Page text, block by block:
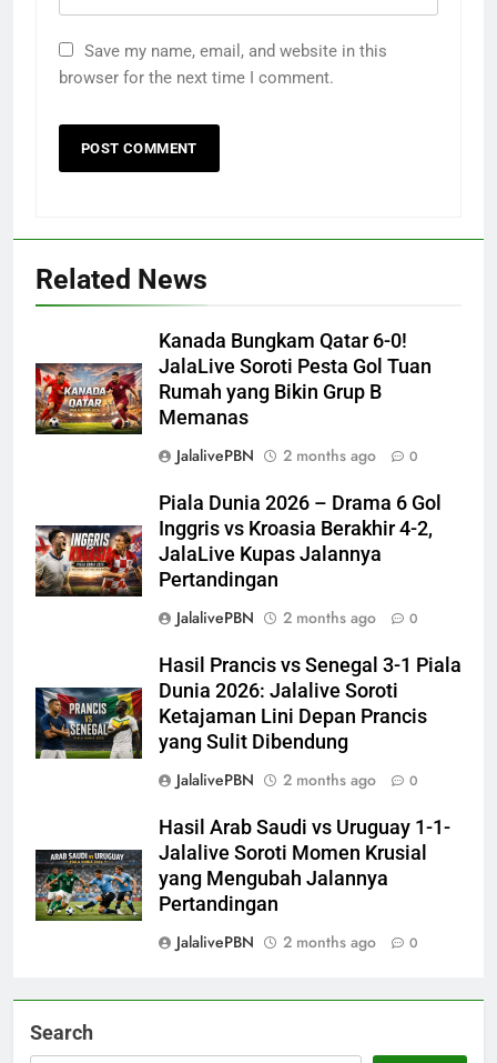
Save my name, email, and website in this
browser for the next time I comment.
Related News
Kanada Bungkam Qatar 6-0!
JalaLive Soroti Pesta Gol Tuan
Rumah yang Bikin Grup B
Memanas
JalalivePBN
2 months ago 0
Piala Dunia 2026 – Drama 6 Gol
Inggris vs Kroasia Berakhir 4-2,
JalaLive Kupas Jalannya
Pertandingan
JalalivePBN
2 months ago 0
Hasil Prancis vs Senegal 3-1 Piala
Dunia 2026: Jalalive Soroti
Ketajaman Lini Depan Prancis
yang Sulit Dibendung
JalalivePBN
2 months ago 0
Hasil Arab Saudi vs Uruguay 1-1-
Jalalive Soroti Momen Krusial
yang Mengubah Jalannya
Pertandingan
JalalivePBN
2 months ago 0
Search